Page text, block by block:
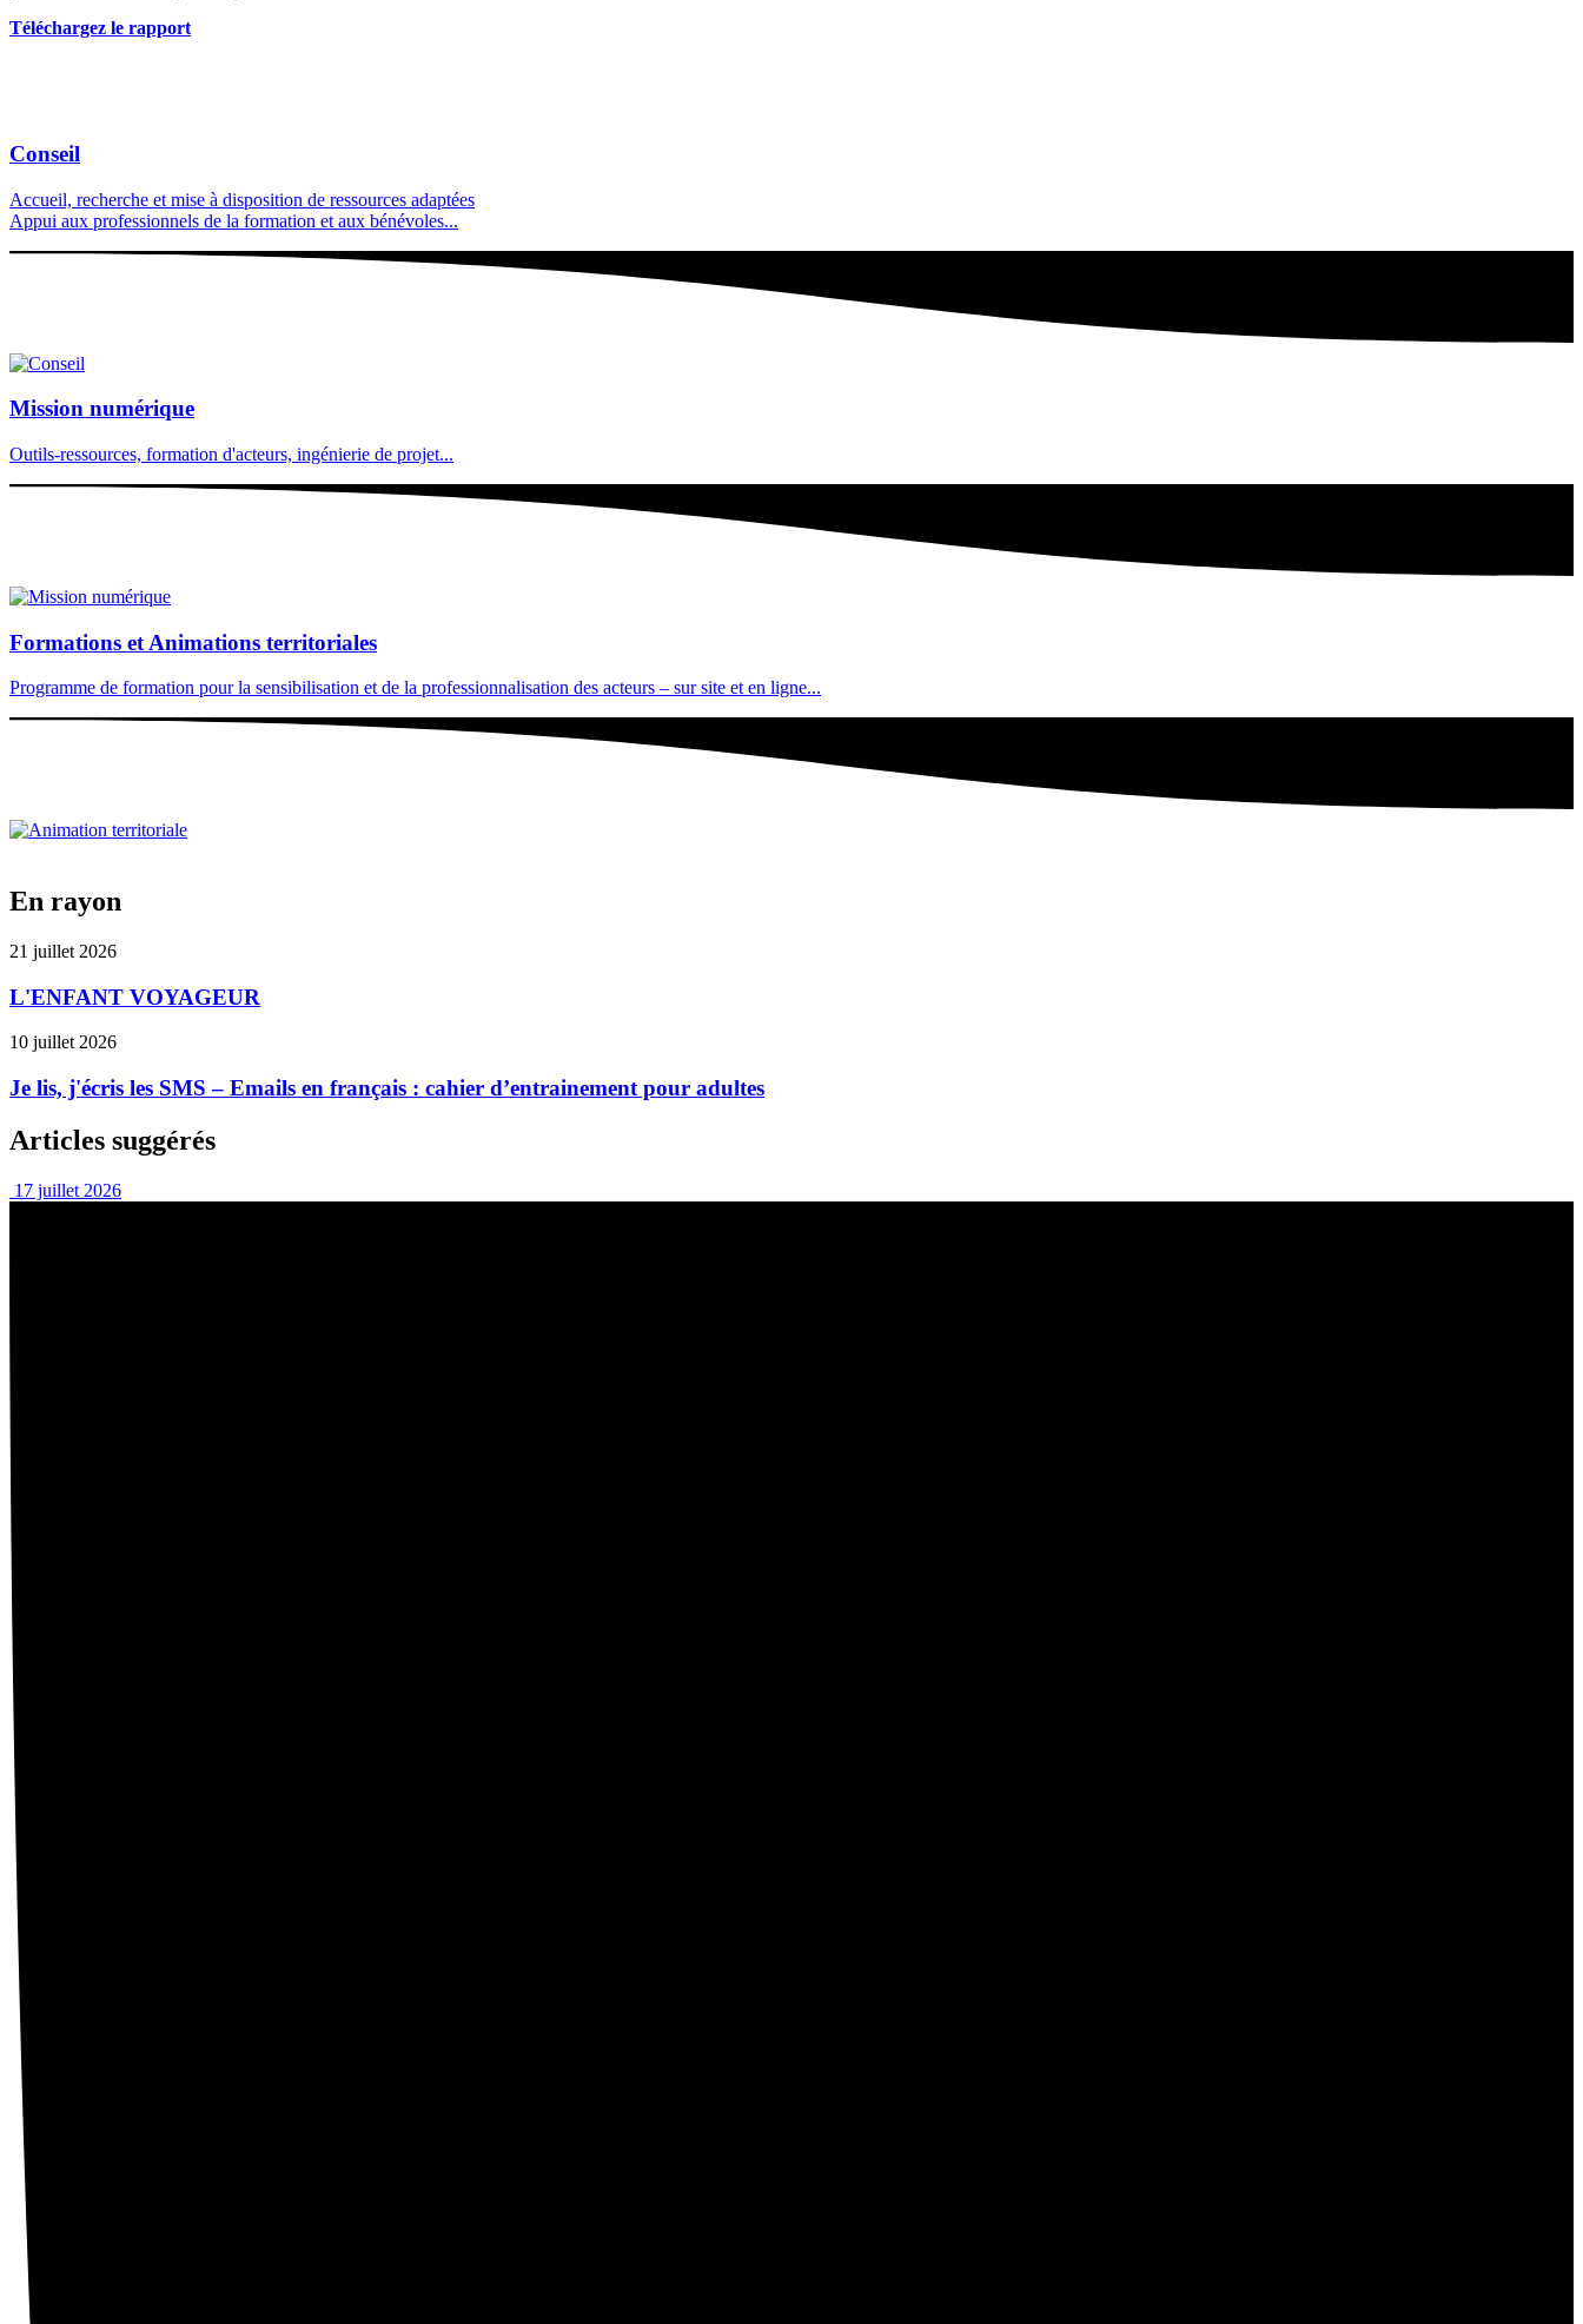
Téléchargez le rapport
Conseil
Accueil, recherche et mise à disposition de ressources adaptées
Appui aux professionnels de la formation et aux bénévoles...
Mission numérique
Outils-ressources, formation d'acteurs, ingénierie de projet...
Formations et Animations territoriales
Programme de formation pour la sensibilisation et de la professionnalisation des acteurs – sur site et en ligne...
En rayon
21 juillet 2026
L'ENFANT VOYAGEUR
10 juillet 2026
Je lis, j'écris les SMS – Emails en français : cahier d’entrainement pour adultes
Articles suggérés
17 juillet 2026